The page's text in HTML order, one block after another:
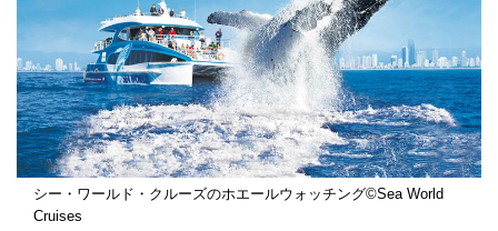
シー・ワールド・クルーズのホエールウォッチング©Sea World
Cruises